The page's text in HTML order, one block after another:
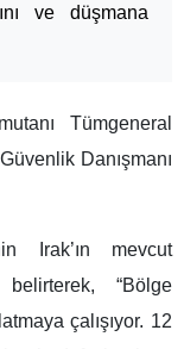
ve düşmana
Tümgeneral
Danışmanı
Irak’ın mevcut
“Bölge
çalışıyor. 12